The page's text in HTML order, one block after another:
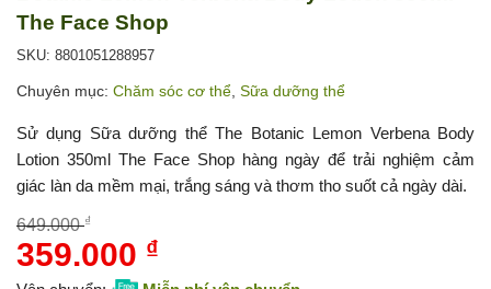
The Face Shop
SKU: 8801051288957
Chuyên mục: Chăm sóc cơ thể Sữa dưỡng thể
Sử dụng Sữa dưỡng thể The Botanic Lemon Verbena Body
Lotion 350ml The Face Shop hàng ngày để trải nghiệm cảm
giác làn da mềm mại, trắng sáng và thơm tho suốt cả ngày dài.
649.000₫
Giá
359.000 ₫
hiện